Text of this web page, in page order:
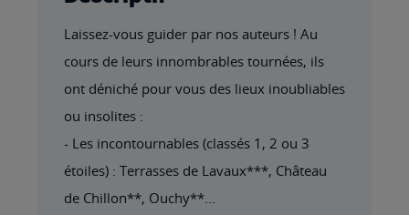
Laissez-vous guider par nos auteurs ! Au
cours de leurs innombrables tournées, ils
ont déniché pour vous des lieux inoubliables
ou insolites :
- Les incontournables (classés 1, 2 ou 3
étoiles) : Terrasses de Lavaux***, Château
de Chillon**, Ouchy**...